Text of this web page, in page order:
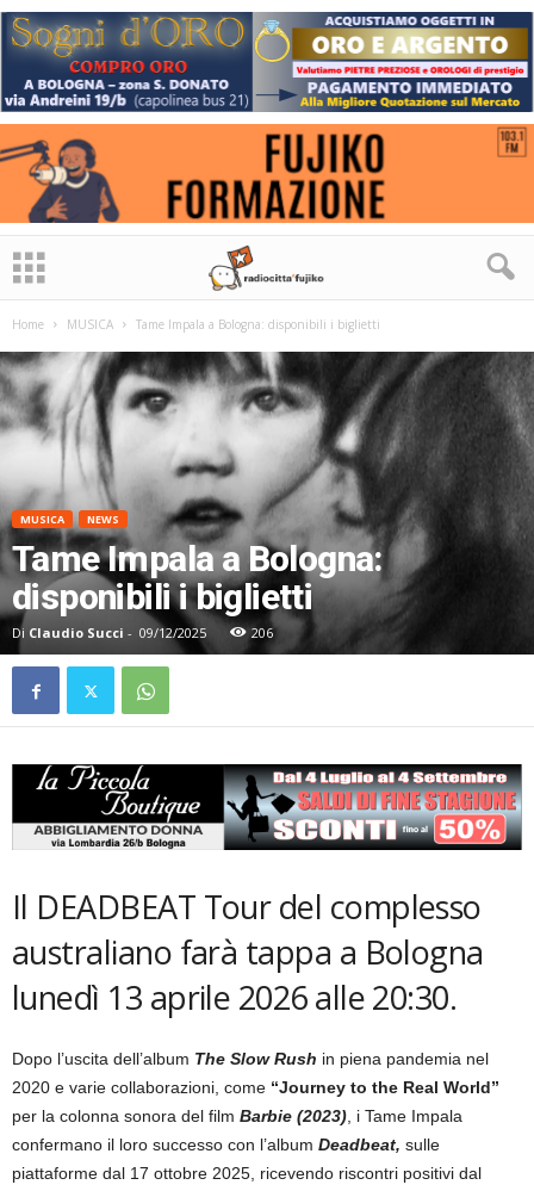
Home MUSICA Tame Impala a Bologna: disponibili i biglietti
MUSICA NEWS
Tame Impala a Bologna:
disponibili i biglietti
Di Claudio Succi - 09/12/2025 206
Il DEADBEAT Tour del complesso
australiano farà tappa a Bologna
lunedì 13 aprile 2026 alle 20:30.
Dopo l’uscita dell’album The Slow Rush in piena pandemia nel
2020 e varie collaborazioni, come “Journey to the Real World”
per la colonna sonora del film Barbie (2023), i Tame Impala
confermano il loro successo con l’album Deadbeat, sulle
piattaforme dal 17 ottobre 2025, ricevendo riscontri positivi dal